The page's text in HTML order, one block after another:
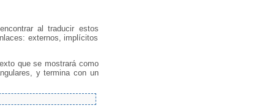
al traducir estos
externos, implícitos
que se mostrará como
y termina con un